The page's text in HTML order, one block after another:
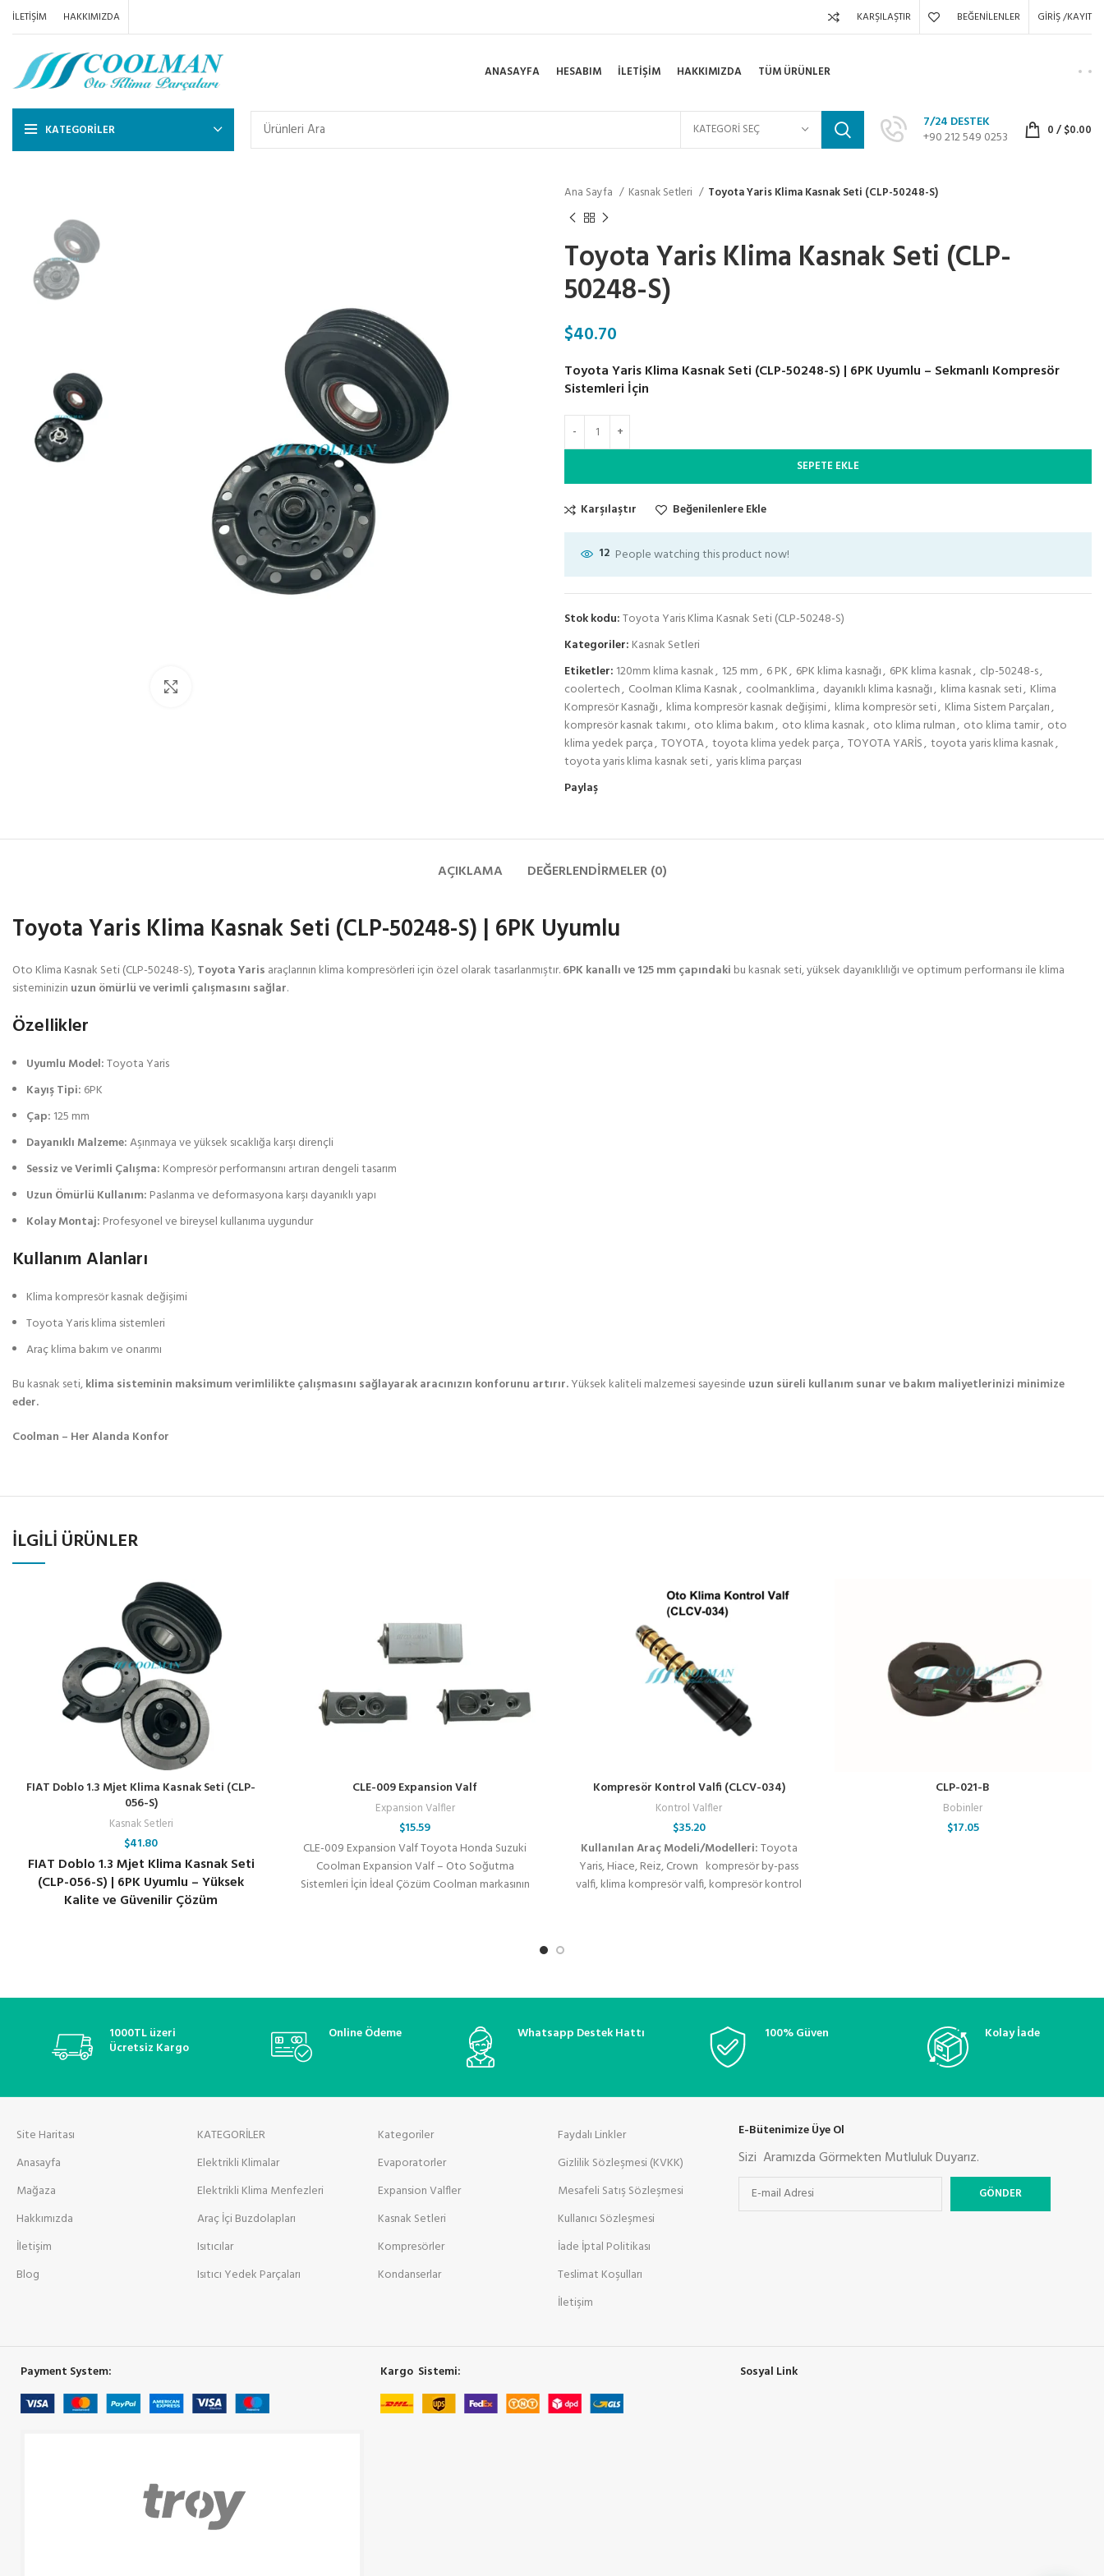
İLETIŞIM HAKKIMIZDA KARŞILAŞTIR BEĞENILENLER GIRIŞ /KAYIT
ANASAYFA HESABIM İLETIŞIM HAKKIMIZDA TÜM ÜRÜNLER
KATEGORILER KATEGORI SEÇ
7/24 DESTEK
+90 212 549 0253
0/$0.00
Ana Sayfa Kasnak Setleri Toyota Yaris Klima Kasnak Seti (CLP-50248-S)
Toyota Yaris Klima Kasnak Seti (CLP-
50248-S)
$40.70
Toyota Yaris Klima Kasnak Seti (CLP-50248-S) | 6PK Uyumlu – Sekmanlı Kompresör
Sistemleri İçin
SEPETE EKLE
Karşılaştır Beğenilenlere Ekle
12 People watching this product now!
Stok kodu:Toyota Yaris Klima Kasnak Seti (CLP-50248-S)
Kategoriler: Kasnak Setleri
Etiketler: 120mm klima kasnak, 125 mm, 6 PK, 6PK klima kasnağı, 6PK klima kasnak, clp-50248-s,
coolertech, Coolman Klima Kasnak, coolmanklima, dayanıklı klima kasnağı, klima kasnak seti, Klima
Kompresör Kasnağı, klima kompresör kasnak değişimi, klima kompresör seti, Klima Sistem Parçaları,
kompresör kasnak takımı, oto klima bakım, oto klima kasnak, oto klima rulman, oto klima tamir, oto
klima yedek parça, TOYOTA, toyota klima yedek parça, TOYOTA YARİS, toyota yaris klima kasnak,
toyota yaris klima kasnak seti, yaris klima parçası
Paylaş
AÇIKLAMA DEĞERLENDIRMELER (0)
Toyota Yaris Klima Kasnak Seti (CLP-50248-S) | 6PK Uyumlu
Oto Klima Kasnak Seti (CLP-50248-S),Toyota Yaris araçlarının klima kompresörleri için özel olarak tasarlanmıştır.6PK kanallı ve 125 mm çapındaki bu kasnak seti, yüksek dayanıklılığı ve optimum performansı ile klima
sisteminizin uzun ömürlü ve verimli çalışmasını sağlar.
Özellikler
Uyumlu Model:Toyota Yaris
Kayış Tipi: 6PK
Çap: 125 mm
Dayanıklı Malzeme:Aşınmaya ve yüksek sıcaklığa karşı dirençli
Sessiz ve Verimli Çalışma: Kompresör performansını artıran dengeli tasarım
Uzun Ömürlü Kullanım: Paslanma ve deformasyona karşı dayanıklı yapı
Kolay Montaj: Profesyonel ve bireysel kullanıma uygundur
Kullanım Alanları
Klima kompresör kasnak değişimi
Toyota Yaris klima sistemleri
Araç klima bakım ve onarımı
Bu kasnak seti,klima sisteminin maksimum verimlilikte çalışmasını sağlayarak aracınızın konforunu artırır.Yüksek kaliteli malzemesi sayesinde uzun süreli kullanım sunar ve bakım maliyetlerinizi minimize
eder.
Coolman – Her Alanda Konfor
İLGILI ÜRÜNLER
FIAT Doblo 1.3 Mjet Klima Kasnak Seti (CLP-
056-S)
Kasnak Setleri
$41.80
FIAT Doblo 1.3 Mjet Klima Kasnak Seti
(CLP-056-S) | 6PK Uyumlu – Yüksek
Kalite ve Güvenilir Çözüm
CLE-009 Expansion Valf
Expansion Valfler
$15.59
CLE-009 Expansion Valf Toyota Honda Suzuki
Coolman Expansion Valf – Oto Soğutma
Sistemleri İçin İdeal Çözüm Coolman markasının
Kompresör Kontrol Valfi (CLCV-034)
Kontrol Valfler
$35.20
Kullanılan Araç Modeli/Modelleri:Toyota
Yaris, Hiace, Reiz, Crown kompresör by-pass
valfi, klima kompresör valfi, kompresör kontrol
klima sistemleri, araç klima onarım valfi,
CLP-021-B
Bobinler
$17.05
1000TL üzeri
Ücretsiz Kargo
Online Ödeme Whatsapp Destek Hattı 100% Güven Kolay İade
Site Haritası
Anasayfa
Mağaza
Hakkımızda
İletişim
Blog
KATEGORİLER
Elektrikli Klimalar
Elektrikli Klima Menfezleri
Araç İçi Buzdolapları
Isıtıcılar
Isıtıcı Yedek Parçaları
Kategoriler
Evaporatorler
Expansion Valfler
Kasnak Setleri
Kompresörler
Kondanserlar
Faydalı Linkler
Gizlilik Sözleşmesi (KVKK)
Mesafeli Satış Sözleşmesi
Kullanıcı Sözleşmesi
İade İptal Politikası
Teslimat Koşulları
İletişim
E-Bütenimize Üye Ol
Sizi Aramızda Görmekten Mutluluk Duyarız.
Payment System: Kargo Sistemi: Sosyal Link